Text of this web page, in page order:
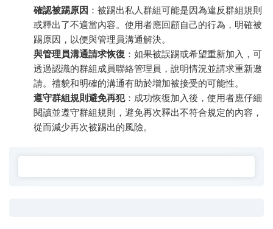
確認被踢原因 ：被踢出私人群組可能是因為違反群組規則
或釋出了不適當內容。使用者應回顧自己的行為，明確被
踢原因，以便與管理員溝通解決。
與管理員溝通請求恢復 ：如果被誤踢或希望重新加入，可
透過認識的群組成員聯絡管理員，說明情況並請求重新邀
請。禮貌和明確的溝通有助於增加被接受的可能性。
遵守群組規則避免再犯：成功恢復加入後，使用者應仔細
閱讀並遵守群組規則，避免再次釋出不符合規定的內容，
從而減少再次被踢出的風險。